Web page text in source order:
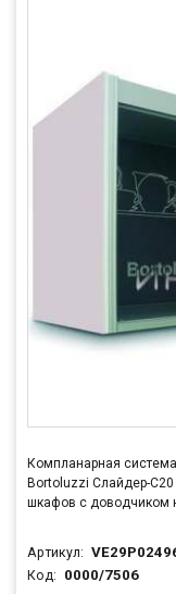
Компланарная
Bortoluzzi Слайдер-С20
шкафов с доводчиком
Артикул:
Код: 0000/7506